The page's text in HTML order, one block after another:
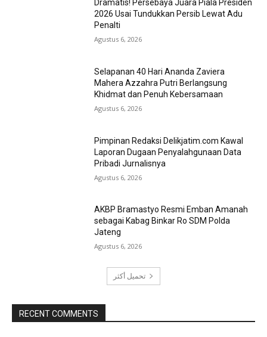
Dramatis! Persebaya Juara Piala Presiden
2026 Usai Tundukkan Persib Lewat Adu
Penalti
Agustus 6, 2026
Selapanan 40 Hari Ananda Zaviera
Mahera Azzahra Putri Berlangsung
Khidmat dan Penuh Kebersamaan
Agustus 6, 2026
Pimpinan Redaksi Delikjatim.com Kawal
Laporan Dugaan Penyalahgunaan Data
Pribadi Jurnalisnya
Agustus 6, 2026
AKBP Bramastyo Resmi Emban Amanah
sebagai Kabag Binkar Ro SDM Polda
Jateng
Agustus 6, 2026
تحميل أكثر
RECENT COMMENTS